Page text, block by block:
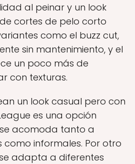
al peinar y un look
cortes de pelo corto
como el buzz cut,
sin mantenimiento, y el
un poco más de
con texturas.
un look casual pero con
es una opción
acomoda tanto a
informales. Por otro
adapta a diferentes